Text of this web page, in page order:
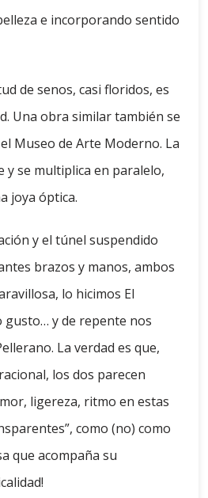
e incorporando sentido
de senos, casi floridos, es
Una obra similar también se
Museo de Arte Moderno. La
y se multiplica en paralelo,
joya óptica.
y el túnel suspendido
brazos y manos, ambos
lo hicimos El
gusto… y de repente nos
La verdad es que,
los dos parecen
ligereza, ritmo en estas
como (no) como
que acompaña su